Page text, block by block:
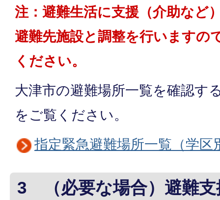
注：避難生活に支援（介助など
避難先施設と調整を行いますの
ください。
大津市の避難場所一覧を確認す
をご覧ください。
指定緊急避難場所一覧（学区
3 （必要な場合）避難支